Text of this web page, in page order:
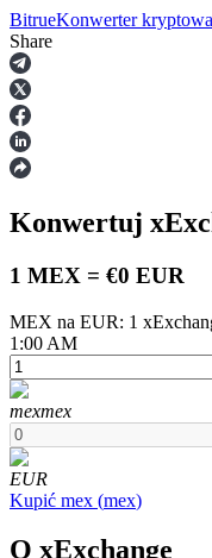
Kontrakty terminowe
Kontrakty
BitrueKonwerter
Share
Konwertuj
1 MEX = €0 EUR
MEX na EUR: 1
1:00 AM
mexmex
EUR
Kupić mex (mex)
O xExchange